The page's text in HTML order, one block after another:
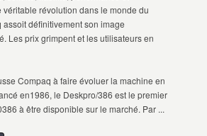
révolution dans le monde du
définitivement son image
Les prix grimpent et les utilisateurs en
Compaq à faire évoluer la machine en
en1986, le Deskpro/386 est le premier
à être disponible sur le marché. Par ...